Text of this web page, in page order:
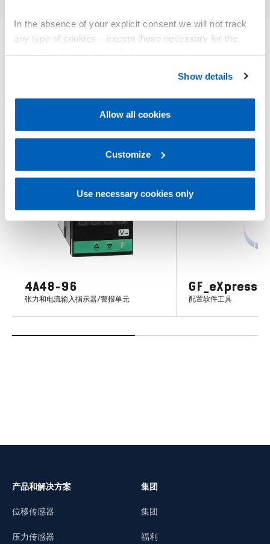
In the absence of your explicit consent we will not track
any type of cookies – except those necessary for the
Gefran - Cookie
policy.
regarding processing of personal data, at the following
Gefran - Privacy Policy.
Show details
Allow all cookies
Customize
Use necessary cookies only
4A48-96
张力和电流输入指示器/警报单元
GF_eXpress
配置软件工具
产品和解决方案
位移传感器
压力传感器
集团
集团
福利